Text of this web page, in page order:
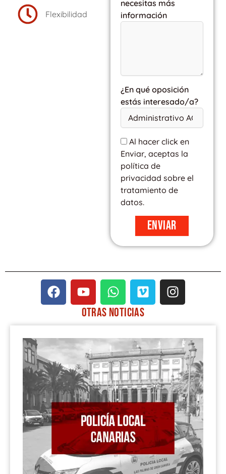
Flexibilidad
necesitas más
información
¿En qué oposición
estás interesado/a?
Al hacer click en
Enviar, aceptas la
política de
privacidad sobre el
tratamiento de
datos.
Enviar
F
a
e
b
o
o
k
Y
o
u
t
u
b
e
W
h
a
t
s
a
p
p
V
i
m
e
o
I
n
t
a
g
r
a
m
OTRAS NOTICIAS
PÁGINAPÁGINA
PÁGINA
PÁGINA
PÁGINA